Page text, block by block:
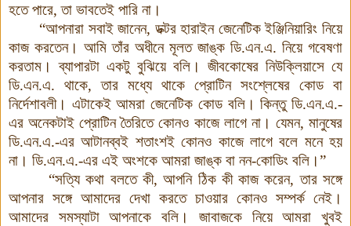
হতে পারে,তা ভাবতেই পারি না ।
“আপনারা সবাই জানেন, ডক্টর হারাইন জেনেটিক ইঞ্জিনিয়ারিং নিয়ে
কাজ করতেন। আমি তাঁর অধীনে মূলত জাঙ্ক ডি.এন.এ. নিয়ে গবেষণা
করতাম । ব্যাপারটা একটু বুঝিয়ে বলি ।
জীবকোষের নিউক্লিয়াসে যে
ডি.এন.এ. থাকে,তার মধ্যে থাকে প্রোটিন সংশ্লেষের কোড বা
নির্দেশাবলী। এটাকেই আমরা জেনেটিক কোড বলি। কিন্তু ডি.এন.এ.-
এর অনেকটাই প্রোটিন তৈরিতে কোনও কাজে লাগে না। যেমন, মানুষের
ডি.এন.এ.-এর আটানব্বই শতাংশই কোনও কাজে লাগে বলে মনে হয়
না । ডি.এন.এ.-এর এই অংশকে আমরা জাঙ্ক বা নন-কোডিং বলি ।”
“সত্যি কথা বলতে কী, আপনি ঠিক কী কাজ করেন,তার সঙ্গে
আপনার সঙ্গে আমাদের দেখা করতে চাওয়ার কোনও সম্পর্ক নেই ।
আমাদের সমস্যাটা আপনাকে বলি ।
জাবাজকে নিয়ে আমরা খুবই